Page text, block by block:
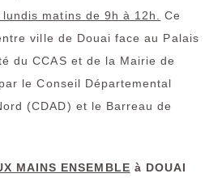
matins de 9h à 12h.
Ce
ville de Douai face au Palais
du CCAS et de la Mairie de
le Conseil Départemental
(CDAD) et le Barreau de
MAINS ENSEMBLE à DOUAI